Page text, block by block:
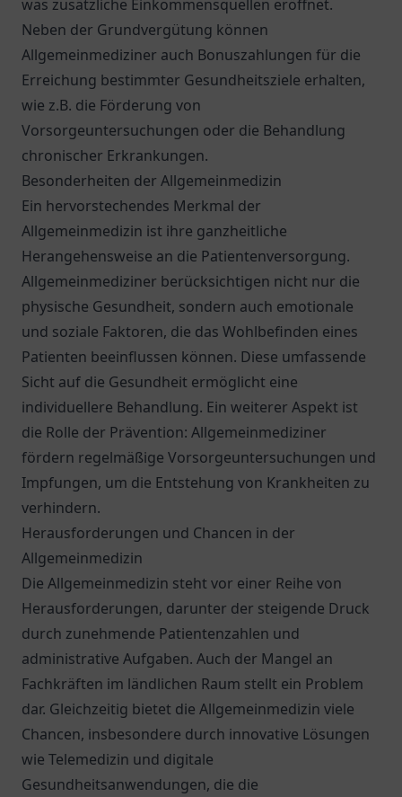
was zusätzliche Einkommensquellen eröffnet.
Neben der Grundvergütung können
Allgemeinmediziner auch Bonuszahlungen für die
Erreichung bestimmter Gesundheitsziele erhalten,
wie z.B. die Förderung von
Vorsorgeuntersuchungen oder die Behandlung
chronischer Erkrankungen.
Besonderheiten der Allgemeinmedizin
Ein hervorstechendes Merkmal der
Allgemeinmedizin ist ihre ganzheitliche
Herangehensweise an die Patientenversorgung.
Allgemeinmediziner berücksichtigen nicht nur die
physische Gesundheit, sondern auch emotionale
und soziale Faktoren, die das Wohlbefinden eines
Patienten beeinflussen können. Diese umfassende
Sicht auf die Gesundheit ermöglicht eine
individuellere Behandlung. Ein weiterer Aspekt ist
die Rolle der Prävention: Allgemeinmediziner
fördern regelmäßige Vorsorgeuntersuchungen und
Impfungen, um die Entstehung von Krankheiten zu
verhindern.
Herausforderungen und Chancen in der
Allgemeinmedizin
Die Allgemeinmedizin steht vor einer Reihe von
Herausforderungen, darunter der steigende Druck
durch zunehmende Patientenzahlen und
administrative Aufgaben. Auch der Mangel an
Fachkräften im ländlichen Raum stellt ein Problem
dar. Gleichzeitig bietet die Allgemeinmedizin viele
Chancen, insbesondere durch innovative Lösungen
wie Telemedizin und digitale
Gesundheitsanwendungen, die die